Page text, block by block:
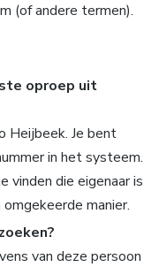
(of andere termen).
oproep uit
Heijbeek. Je bent
in het systeem.
die eigenaar is
manier.
van deze persoon